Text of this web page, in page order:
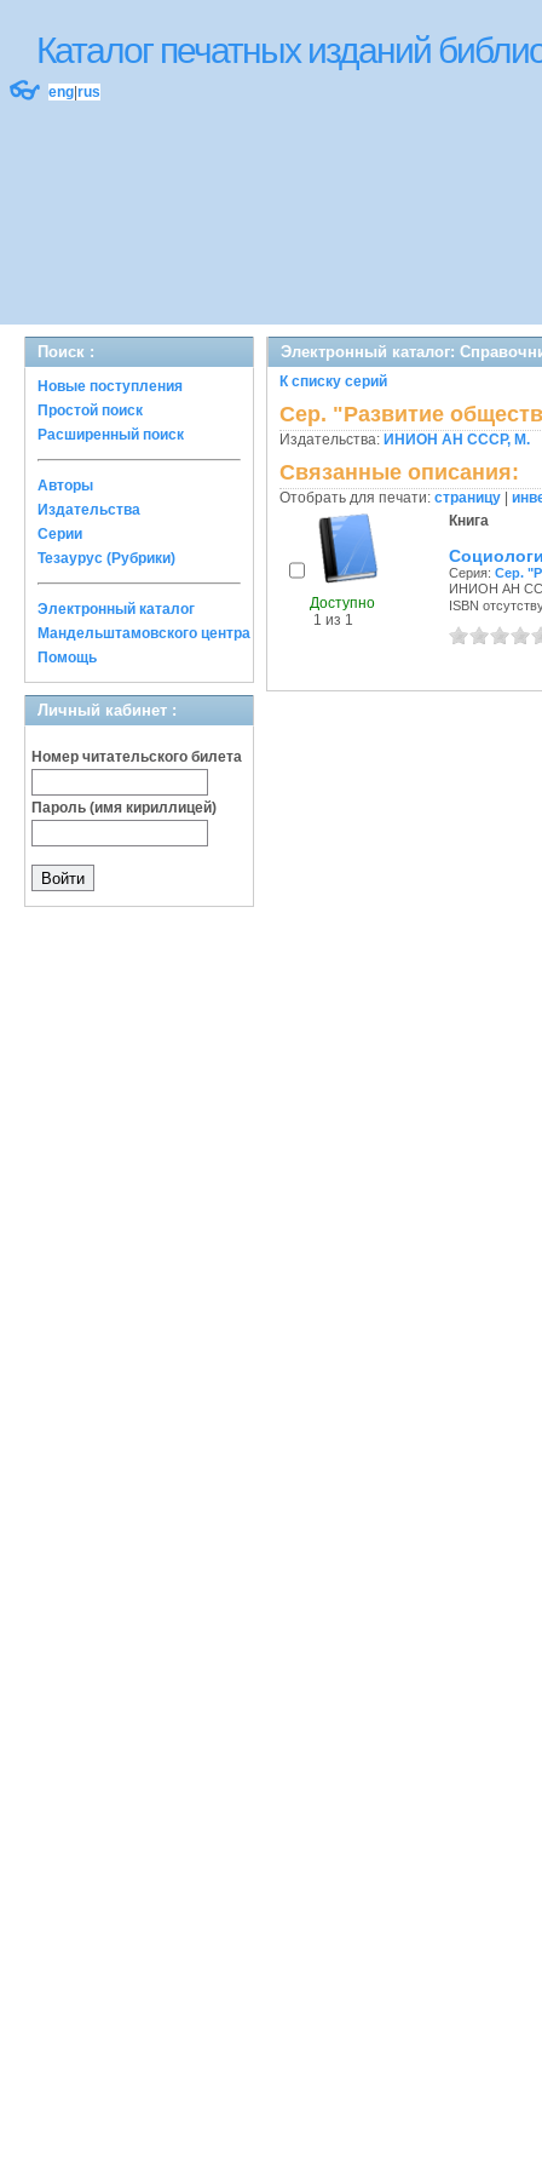
Каталог печатных изданий
👓 eng rus
Поиск :
Новые поступления
Простой поиск
Расширенный поиск
Авторы
Издательства
Серии
Тезаурус (Рубрики)
Электронный каталог
Мандельштамовского центра
Помощь
Личный кабинет :
Номер читательского билета
Пароль (имя кириллицей)
Электронный каталог:
К списку серий
Сер. "Развитие
Издательства: ИНИОН АН СССР, М.
Связанные описания:
Отобрать для печати: страницу
Доступно
1 из 1
Книга
Серия: Сер.
ИНИОН АН
ISBN